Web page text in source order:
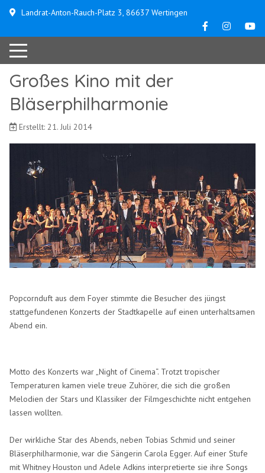
Landrat-Anton-Rauch-Platz 3, 86637 Wertingen
Großes Kino mit der
Bläserphilharmonie
Erstellt: 21. Juli 2014
Popcornduft aus dem Foyer stimmte die Besucher des jüngst
stattgefundenen Konzerts der Stadtkapelle auf einen unterhaltsamen
Abend ein.
Motto des Konzerts war „Night of Cinema“. Trotzt tropischer
Temperaturen kamen viele treue Zuhörer, die sich die großen
Melodien der Stars und Klassiker der Filmgeschichte nicht entgehen
lassen wollten.
Der wirkliche Star des Abends, neben Tobias Schmid und seiner
Bläserphilharmonie, war die Sängerin Carola Egger. Auf einer Stufe
mit Whitney Houston und Adele Adkins interpretierte sie ihre Songs